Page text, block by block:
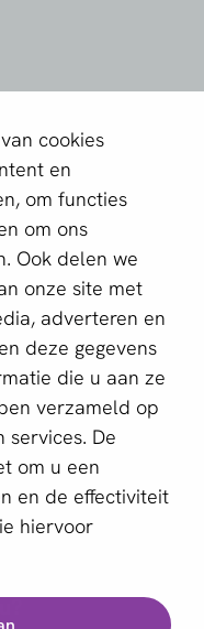
cookies
en
om functies
om ons
Ook delen we
onze site met
adverteren en
deze gegevens
die u aan ze
verzameld op
services. De
om u een
en de effectiviteit
hiervoor
reCAPTCHA en het
van Google zijn